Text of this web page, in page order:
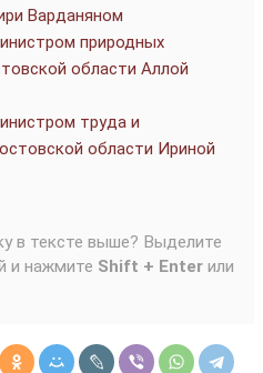
Варданяном
природных
области Аллой
труда и
области Ириной
в тексте выше? Выделите
и нажмите Shift + Enter или